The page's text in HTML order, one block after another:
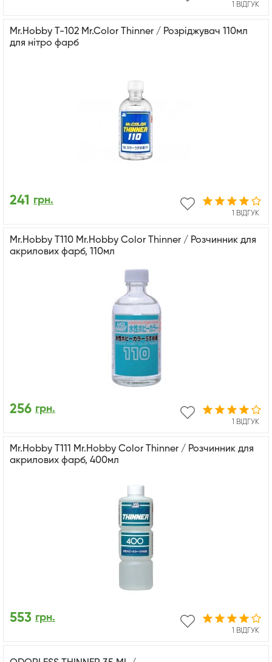
1 ВІДГУК
Mr.Hobby T-102 Mr.Color Thinner / Розріджувач 110мл
для нітро фарб
1 ВІДГУК
241 грн.
Mr.Hobby T110 Mr.Hobby Color Thinner / Розчинник для
акрилових фарб, 110мл
1 ВІДГУК
256 грн.
Mr.Hobby T111 Mr.Hobby Color Thinner / Розчинник для
акрилових фарб, 400мл
1 ВІДГУК
553 грн.